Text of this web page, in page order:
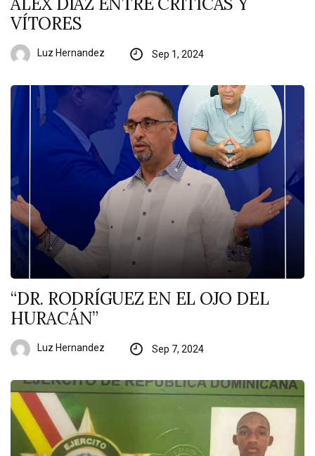
VÍTORES
Luz Hernandez Sep 1, 2024
“DR. RODRÍGUEZ EN EL OJO DEL
HURACÁN”
Luz Hernandez Sep 7, 2024